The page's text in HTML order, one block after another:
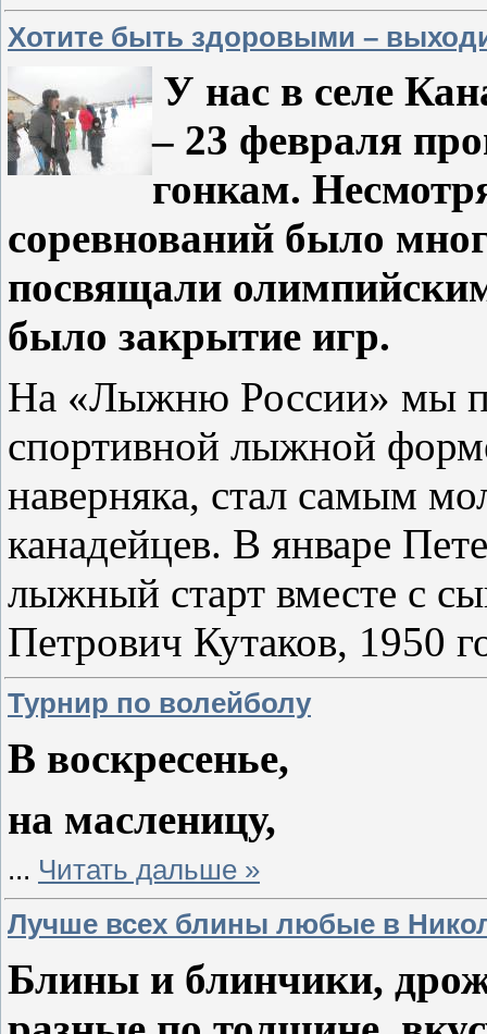
Хотите быть здоровыми –
У нас в селе
– 23 февраля
гонкам.
соревнований было
посвящали
было закрытие игр.
На «Лыжню России» мы
спортивной лыжной
наверняка, стал самым
канадейцев. В январе
лыжный старт вместе с
Петрович Кутаков, 1950
Турнир по волейболу
В воскресенье,
на масленицу,
... Читать дальше »
Лучше всех блины любые в
Блины и блинчики,